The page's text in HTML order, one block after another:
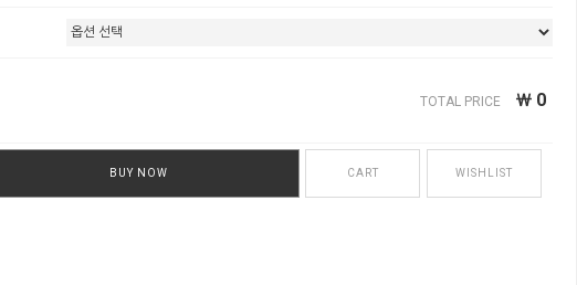
TOTAL PRICE ￦ 0
BUY NOW CART WISHLIST